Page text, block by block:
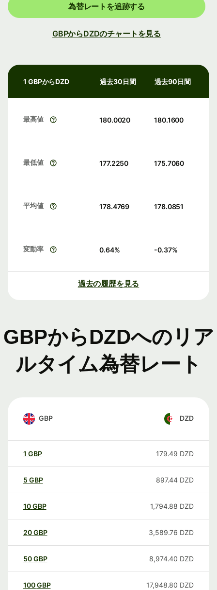
為替レートを追跡する
GBPからDZDのチャートを見る
1 GBPからDZD 過去30日間 過去90日間
最高値 180.0020 180.1600
最低値 177.2250 175.7060
平均値 178.4769 178.0851
変動率 0.64% -0.37%
過去の履歴を見る
GBPからDZDへのリア
ルタイム為替レート
GBP DZD
1 GBP 179.49 DZD
5 GBP 897.44 DZD
10GBP 1,794.88 DZD
20GBP 3,589.76 DZD
50GBP 8,974.40 DZD
100GBP 17,948.80 DZD